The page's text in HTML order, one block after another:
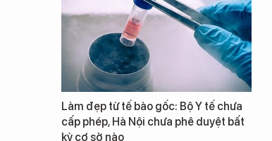
Làm đẹp từ tế bào gốc: Bộ Y tế chưa
cấp phép, Hà Nội chưa phê duyệt bất
kỳ cơ sở nào